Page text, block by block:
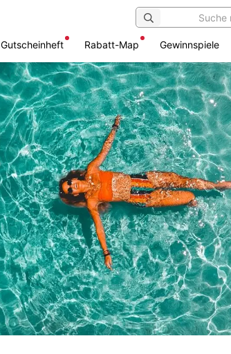
Gutscheinheft Rabatt-Map Gewinnspiele